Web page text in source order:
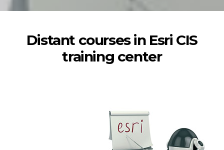
Distant courses in Esri CIS
training center